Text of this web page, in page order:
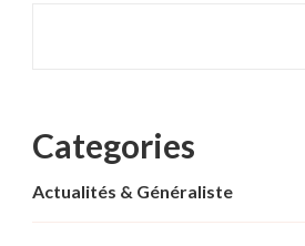
Categories
Actualités & Généraliste